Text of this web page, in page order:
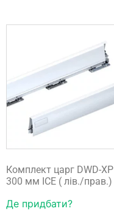
Комплект царг DWD-XP
300 мм ICE ( лів./прав.)
Де придбати?